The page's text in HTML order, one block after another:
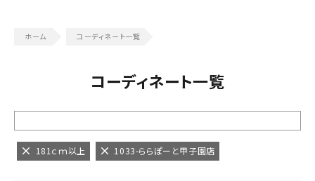
コーディネート一覧
コーディネート一覧
181ｃｍ以上 1033-ららぽーと甲子園店